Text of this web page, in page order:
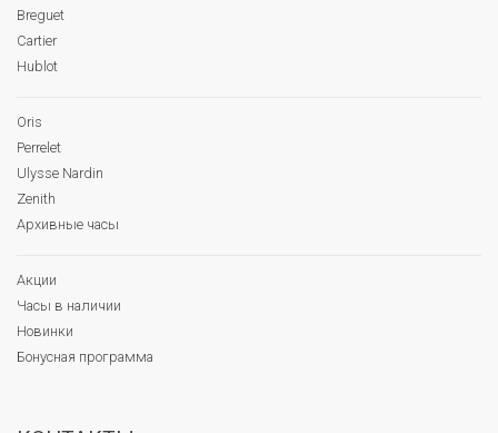
Breguet
Cartier
Hublot
Oris
Perrelet
Ulysse Nardin
Zenith
Архивные часы
Акции
Часы в наличии
Новинки
Бонусная программа